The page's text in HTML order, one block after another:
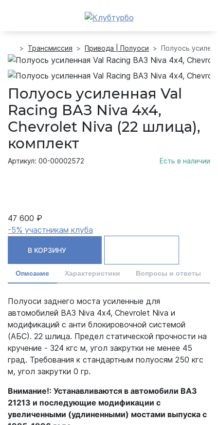
Трансмиссия Привода | Полуоси Полуось
Полуось усиленная Val
Racing ВАЗ Niva 4х4,
Chevrolet Niva (22 шлица),
комплект
Артикул: 00-00002572 Есть в наличии
47 600 ₽
-5% участникам клуба
В КОРЗИНУ
Описание Характеристики Вопросы и ответы
Полуоси заднего моста усиленные для
автомобилей ВАЗ Niva 4х4, Chevrolet Niva и
модификаций с анти блокировочной системой
(АБС). 22 шлица. Предел статической прочности на
кручение - 324 кгс м, угол закрутки не менее 45
град. Требования к стандартным полуосям 250 кгс
м, угол закрутки 0 гр.
Внимание!: Устанавливаются в автомобили ВАЗ
21213 и последующие модификации с
увеличенными (удлиненными) мостами выпуска с